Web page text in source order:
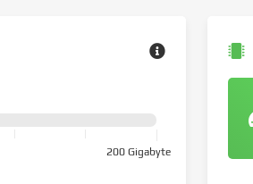
200 Gigabyte